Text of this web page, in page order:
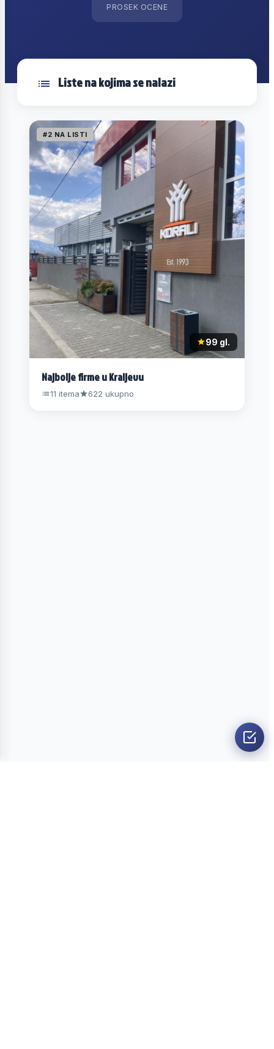
PROSEK OCENE
Liste na kojima se nalazi
#2 NA LISTI
99 gl.
Najbolje firme u Kraljevu
11 itema 622 ukupno